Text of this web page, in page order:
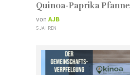
Quinoa-Paprika Pfanne
von AJB
5 JAHREN